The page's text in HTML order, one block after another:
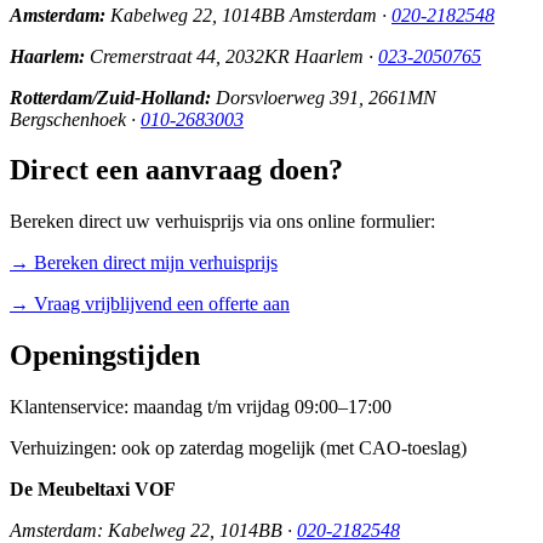
Amsterdam: Kabelweg 22, 1014BB Amsterdam · 020-2182548
Haarlem: Cremerstraat 44, 2032KR Haarlem · 023-2050765
Rotterdam/Zuid-Holland: Dorsvloerweg 391, 2661MN
Bergschenhoek · 010-2683003
Direct een aanvraag doen?
Bereken direct uw verhuisprijs via ons online formulier:
→ Bereken direct mijn verhuisprijs
→ Vraag vrijblijvend een offerte aan
Openingstijden
Klantenservice: maandag t/m vrijdag 09:00–17:00
Verhuizingen: ook op zaterdag mogelijk (met CAO-toeslag)
De Meubeltaxi VOF
Amsterdam: Kabelweg 22, 1014BB · 020-2182548